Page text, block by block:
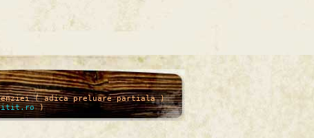
( adica preluare partiala )
)